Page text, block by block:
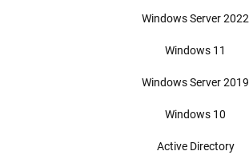
Windows Server 2022
Windows 11
Windows Server 2019
Windows 10
Active Directory